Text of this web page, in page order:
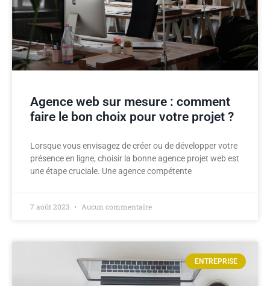
Agence web sur mesure : comment
faire le bon choix pour votre projet ?
Lorsque vous envisagez de créer ou de développer votre
présence en ligne, choisir la bonne agence projet web est
une étape cruciale. Une agence compétente
7 août 2023 Aucun commentaire
ENTREPRISE